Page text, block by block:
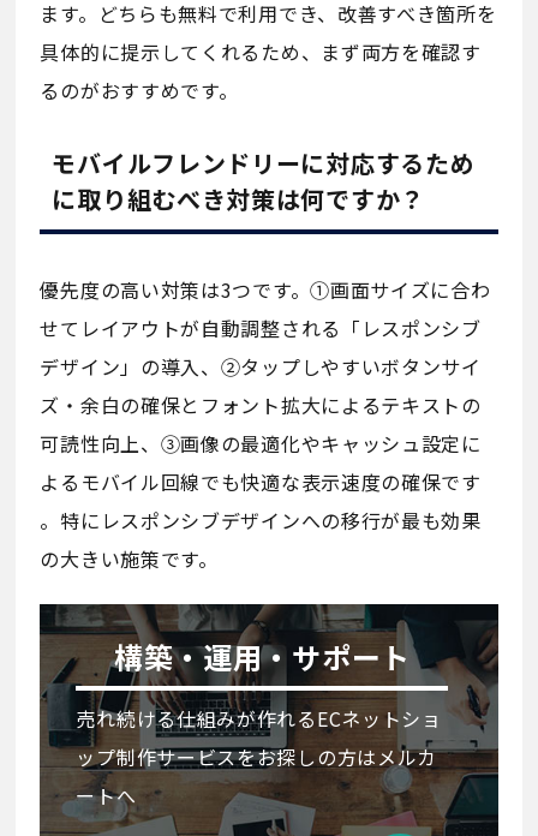
ます。どちらも無料で利用でき、改善すべき箇所を
具体的に提示してくれるため、まず両方を確認す
るのがおすすめです。
モバイルフレンドリーに対応するため
に取り組むべき対策は何ですか？
優先度の高い対策は3つです。①画面サイズに合わ
せてレイアウトが自動調整される「レスポンシブ
デザイン」の導入、②タップしやすいボタンサイ
ズ・余白の確保とフォント拡大によるテキストの
可読性向上、③画像の最適化やキャッシュ設定に
よるモバイル回線でも快適な表示速度の確保です
。特にレスポンシブデザインへの移行が最も効果
の大きい施策です。
構築・運用・サポート
売れ続ける仕組みが作れるECネットショ
ップ制作サービスをお探しの方はメルカ
ートへ